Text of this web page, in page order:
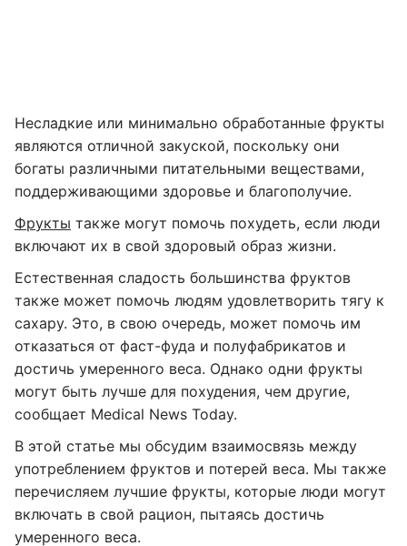
Несладкие или минимально обработанные фрукты
являются отличной закуской, поскольку они
богаты различными питательными веществами,
поддерживающими здоровье и благополучие.
Фрукты также могут помочь похудеть, если люди
включают их в свой здоровый образ жизни.
Естественная сладость большинства фруктов
также может помочь людям удовлетворить тягу к
сахару. Это, в свою очередь, может помочь им
отказаться от фаст-фуда и полуфабрикатов и
достичь умеренного веса. Однако одни фрукты
могут быть лучше для похудения, чем другие,
сообщает Medical News Today.
В этой статье мы обсудим взаимосвязь между
употреблением фруктов и потерей веса. Мы также
перечисляем лучшие фрукты, которые люди могут
включать в свой рацион, пытаясь достичь
умеренного веса.